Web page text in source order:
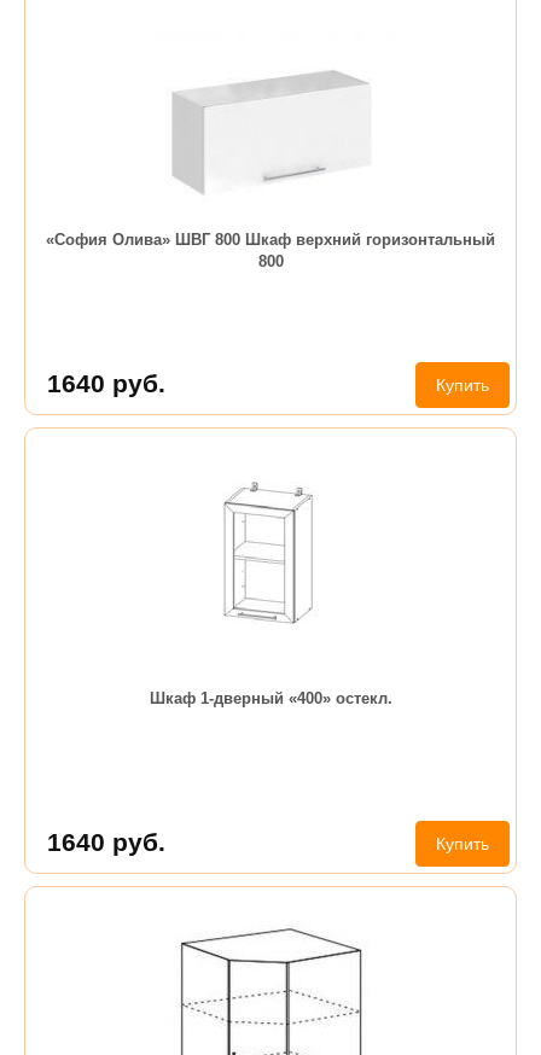
«София Олива» ШВГ 800 Шкаф верхний горизонтальный
800
1640 руб. Купить
Шкаф 1-дверный «400» остекл.
1640 руб. Купить